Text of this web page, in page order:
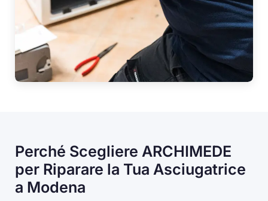
Perché Scegliere ARCHIMEDE
per Riparare la Tua Asciugatrice
a Modena